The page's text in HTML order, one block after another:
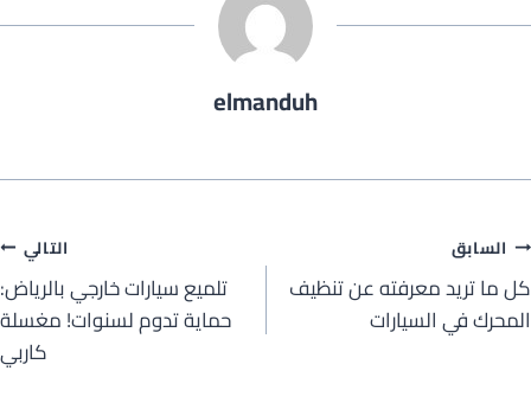
elmanduh
تصفّح
المقالات
السابق
كل ما تريد معرفته عن تنظيف
المحرك في السيارات
التالي
تلميع سيارات خارجي بالرياض:
حماية تدوم لسنوات! مغسلة
كاربي